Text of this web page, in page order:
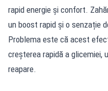
rapid energie și confort.
un boost rapid și o senzație
Problema este că acest
creșterea rapidă a glicemiei,
reapare.